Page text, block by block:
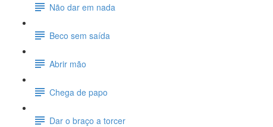
Não dar em nada
Beco sem saída
Abrir mão
Chega de papo
Dar o braço a torcer